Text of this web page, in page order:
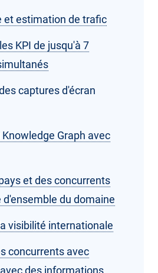
et estimation de trafic
KPI de jusqu'à 7
captures d'écran
Graph avec
et des concurrents
d'ensemble du domaine
visibilité internationale
concurrents avec
des informations